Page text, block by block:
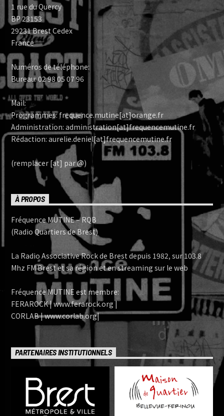
1 rue du Quercy
BP 23153
29231 Brest Cedex
France
Numéros de téléphone:
Bureau: 02 98 05 07 96
Mail:
Programmes: frequence.mutine[at]orange.fr
Administration: administration[at]frequencemutine.fr
Rédaction: aurelie.deniel[at]frequencemutine.fr
(remplacer [at] par @)
À PROPOS
Fréquence MUTINE – RQB
(Radio Quartiers de Brest)
La Radio Associative Rock de Brest depuis 1982, sur 103.8
Mhz FM Brest et sa région et en streaming sur le web
Fréquence MUTINE est membre:
FERAROCK | www.ferarock.org |
CORLAB | www.corlab.org|
PARTENAIRES INSTITUTIONNELS